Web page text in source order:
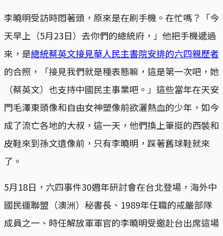
李曉明受訪時悶著頭，原來是在刷手機。在忙嗎？「今
天早上（5月23日）去你們的總統府，」他把手機遞過
來，是總統蔡英文接見華人民主書院安排的六四親歷者
的合照，「接見我們就是種表態嘛，這是第一次吧，她
（蔡英文）也支持中國民主事業吧。」這些當年在天安
門毛澤東頭像和自由女神塑像前欲灑熱血的少年，如今
成了流亡各地的大叔，這一天，他們換上筆挺的西裝和
皮鞋來到孫文遺像前，只有李曉明，踩著舊球鞋就來
了。
5月18日，六四事件30週年研討會在台北登場，海外中
國民運聯盟（澳洲）秘書長、1989年任職的戒嚴部隊
成員之一、時任解放軍軍官的李曉明受邀赴台出席這場